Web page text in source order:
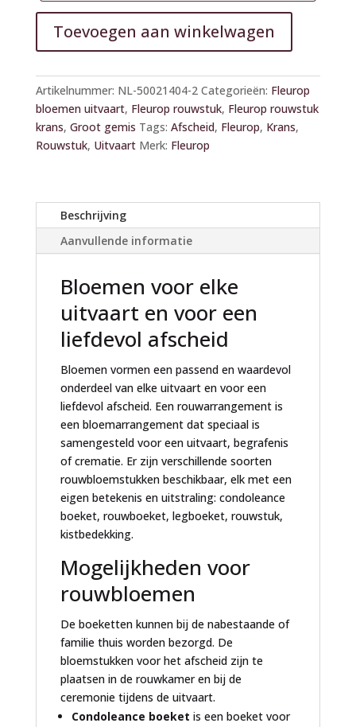
Toevoegen aan winkelwagen
l
t
e
r
n
i
v
Artikelnummer: NL-50021404-2 Categorieën: Fleurop
bloemen uitvaart, Fleurop rouwstuk, Fleurop rouwstuk
krans, Groot gemis Tags: Afscheid, Fleurop, Krans,
Rouwstuk, Uitvaart Merk: Fleurop
Beschrijving
Aanvullende informatie
Bloemen voor elke
uitvaart en voor een
liefdevol afscheid
Bloemen vormen een passend en waardevol
onderdeel van elke uitvaart en voor een
liefdevol afscheid. Een rouwarrangement is
een bloemarrangement dat speciaal is
samengesteld voor een uitvaart, begrafenis
of crematie. Er zijn verschillende soorten
rouwbloemstukken beschikbaar, elk met een
eigen betekenis en uitstraling: condoleance
boeket, rouwboeket, legboeket, rouwstuk,
kistbedekking.
Mogelijkheden voor
rouwbloemen
De boeketten kunnen bij de nabestaande of
familie thuis worden bezorgd. De
bloemstukken voor het afscheid zijn te
plaatsen in de rouwkamer en bij de
ceremonie tijdens de uitvaart.
Condoleance boeket is een boeket voor